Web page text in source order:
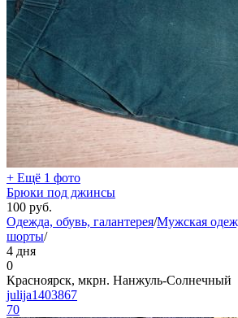
+ Ещё 1 фото
Брюки под джинсы
100 руб.
Одежда, обувь, галантерея/Мужская
шорты/
4 дня
0
Красноярск, мкрн. Нанжуль-Солнечный
julija1403867
70